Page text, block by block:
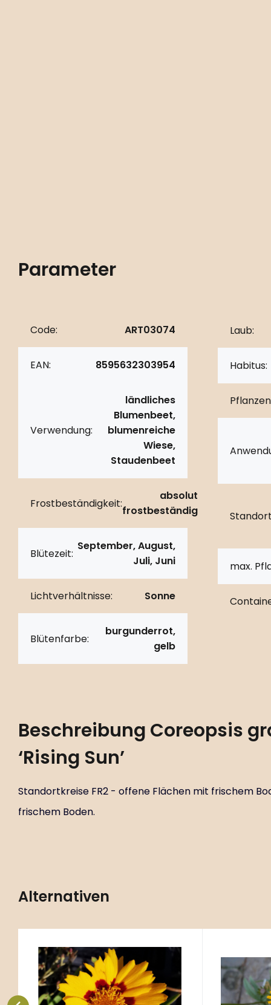
Parameter
Code: ART03074
EAN: 8595632303954
Verwendung:
ländliches
Blumenbeet,
blumenreiche
Wiese,
Staudenbeet
Frostbeständigkeit:
absolut
frostbeständig
Blütezeit:
September, August,
Juli, Juni
Lichtverhältnisse: Sonne
Blütenfarbe:
burgunderrot,
gelb
Laub:
Habitus:
max.
Beschreibung Coreopsis
‘Rising Sun’
Standortkreise FR2 - offene Flächen mit frischem
frischem Boden.
Alternativen
Coreopsis lanceolata
‘Sunfire’
Code: ART00084
P9X9
P11X11
Standortkreise FR2 - offene
Flächen mit frischem Boden, B2 -
Flächen